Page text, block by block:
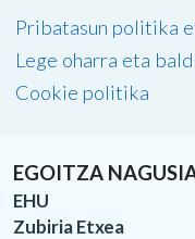
Pribatasun politika
Lege oharra eta
Cookie politika
EGOITZA
EHU
Zubiria Etxea